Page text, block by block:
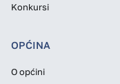
Konkursi
OPĆINA
O općini